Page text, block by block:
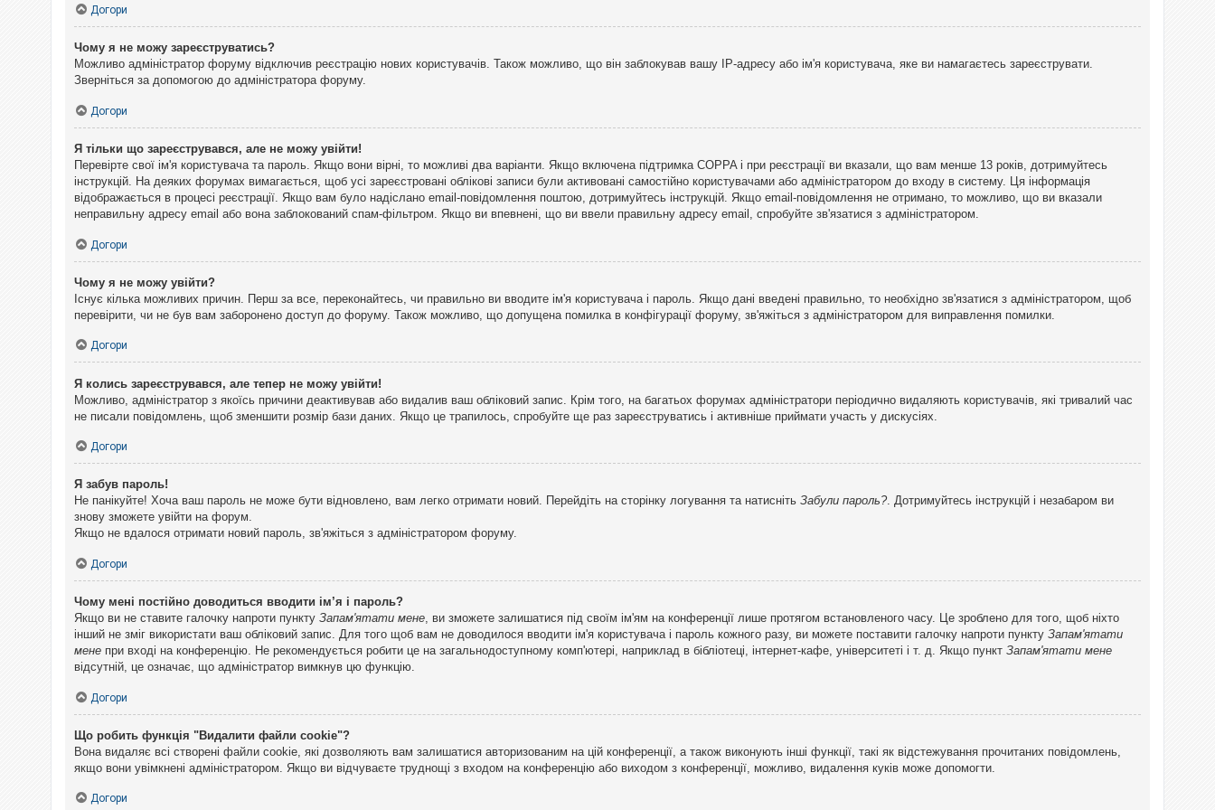
Догори
Чому я не можу зареєструватись?
Можливо адміністратор форуму відключив реєстрацію нових користувачів. Також можливо, що він заблокував вашу IP-адресу або ім'я користувача, яке ви намагаєтесь зареєструвати.
Зверніться за допомогою до адміністратора форуму.
Догори
Я тільки що зареєструвався, але не можу увійти!
Перевірте свої ім'я користувача та пароль. Якщо вони вірні, то можливі два варіанти. Якщо включена підтримка COPPA і при реєстрації ви вказали, що вам менше 13 років, дотримуйтесь
інструкцій. На деяких форумах вимагається, щоб усі зареєстровані облікові записи були активовані самостійно користувачами або адміністратором до входу в систему. Ця інформація
відображається в процесі реєстрації. Якщо вам було надіслано email-повідомлення поштою, дотримуйтесь інструкцій. Якщо email-повідомлення не отримано, то можливо, що ви вказали
неправильну адресу email або вона заблокований спам-фільтром. Якщо ви впевнені, що ви ввели правильну адресу email, спробуйте зв'язатися з адміністратором.
Догори
Чому я не можу увійти?
Існує кілька можливих причин. Перш за все, переконайтесь, чи правильно ви вводите ім'я користувача і пароль. Якщо дані введені правильно, то необхідно зв'язатися з адміністратором, щоб
перевірити, чи не був вам заборонено доступ до форуму. Також можливо, що допущена помилка в конфігурації форуму, зв'яжіться з адміністратором для виправлення помилки.
Догори
Я колись зареєструвався, але тепер не можу увійти!
Можливо, адміністратор з якоїсь причини деактивував або видалив ваш обліковий запис. Крім того, на багатьох форумах адміністратори періодично видаляють користувачів, які тривалий час
не писали повідомлень, щоб зменшити розмір бази даних. Якщо це трапилось, спробуйте ще раз зареєструватись і активніше приймати участь у дискусіях.
Догори
Я забув пароль!
Не панікуйте! Хоча ваш пароль не може бути відновлено, вам легко отримати новий. Перейдіть на сторінку логування та натисніть Забули пароль?. Дотримуйтесь інструкцій і незабаром ви
знову зможете увійти на форум.
Якщо не вдалося отримати новий пароль, зв'яжіться з адміністратором форуму.
Догори
Чому мені постійно доводиться вводити ім’я і пароль?
Якщо ви не ставите галочку напроти пункту Запам'ятати мене, ви зможете залишатися під своїм ім'ям на конференції лише протягом встановленого часу. Це зроблено для того, щоб ніхто
інший не зміг використати ваш обліковий запис. Для того щоб вам не доводилося вводити ім'я користувача і пароль кожного разу, ви можете поставити галочку напроти пункту Запам'ятати
мене при вході на конференцію. Не рекомендується робити це на загальнодоступному комп'ютері, наприклад в бібліотеці, інтернет-кафе, університеті і т. д. Якщо пункт Запам'ятати мене
відсутній, це означає, що адміністратор вимкнув цю функцію.
Догори
Що робить функція "Видалити файли cookie"?
Вона видаляє всі створені файли cookie, які дозволяють вам залишатися авторизованим на цій конференції, а також виконують інші функції, такі як відстежування прочитаних повідомлень,
якщо вони увімкнені адміністратором. Якщо ви відчуваєте труднощі з входом на конференцію або виходом з конференції, можливо, видалення куків може допомогти.
Догори